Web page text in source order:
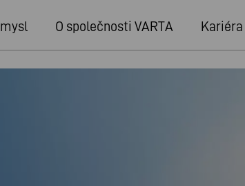
O společnosti VARTA Kariéra